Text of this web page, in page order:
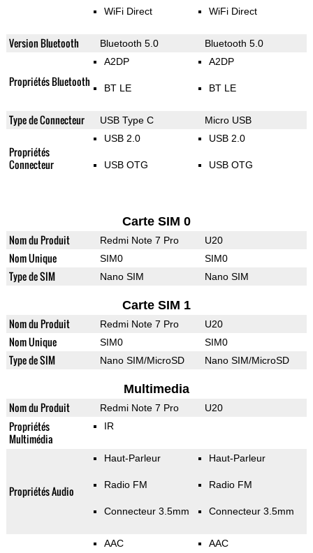
WiFi Direct WiFi Direct
Version Bluetooth Bluetooth 5.0 Bluetooth 5.0
Propriétés Bluetooth
A2DP
BT LE
A2DP
BT LE
Type de Connecteur USB Type C Micro USB
Propriétés
Connecteur
USB 2.0
USB OTG
USB 2.0
USB OTG
Carte SIM 0
Nom du Produit Redmi Note 7 Pro U20
Nom Unique SIM0 SIM0
Type de SIM Nano SIM Nano SIM
Carte SIM 1
Nom du Produit Redmi Note 7 Pro U20
Nom Unique SIM0 SIM0
Type de SIM Nano SIM/MicroSD Nano SIM/MicroSD
Multimedia
Nom du Produit Redmi Note 7 Pro U20
Propriétés
Multimédia
IR
Propriétés Audio
Haut-Parleur
Radio FM
Connecteur 3.5mm
Haut-Parleur
Radio FM
Connecteur 3.5mm
AAC AAC